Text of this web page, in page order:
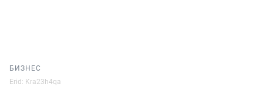
БИЗНЕС
Erid: Kra23h4qa